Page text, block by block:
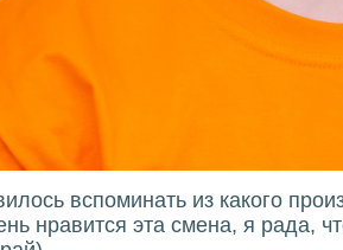
вспоминать из какого
нравится эта смена, я рада,